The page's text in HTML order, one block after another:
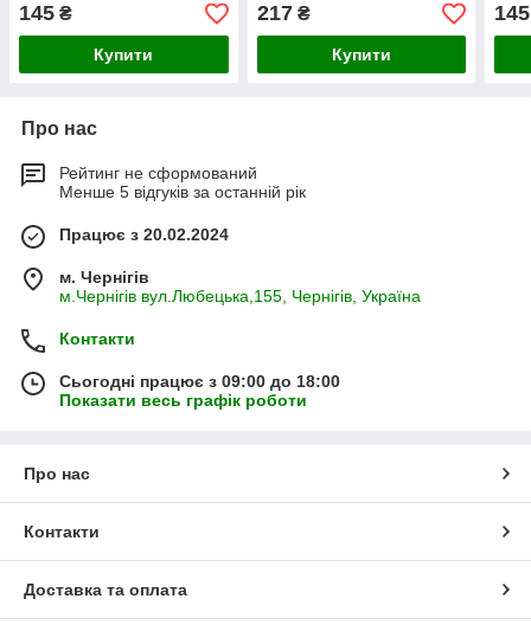
145 ₴
Купити
217₴
Купити
145
Про нас
Рейтинг не сформований
Менше 5 відгуків за останній рік
Працює з 20.02.2024
м. Чернігів
м.Чернігів вул.Любецька,155, Чернігів, Україна
Контакти
Сьогодні працює з 09:00 до 18:00
Показати весь графік роботи
Про нас
Контакти
Доставка та оплата